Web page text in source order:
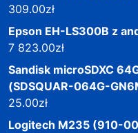
309.00zł
Epson EH-LS300B z
7 823.00zł
Sandisk microSDXC
(SDSQUAR-064G-
25.00zł
Logitech M235 (910-